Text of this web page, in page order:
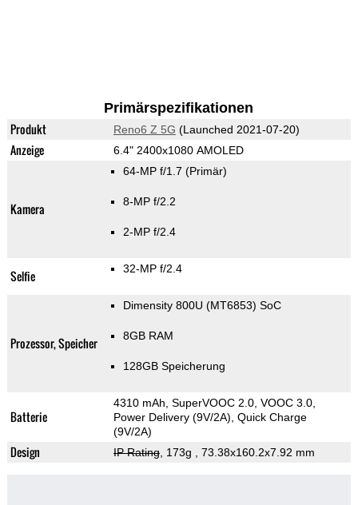
Primärspezifikationen
Produkt Reno6 Z 5G (Launched 2021-07-20)
Anzeige 6.4" 2400x1080 AMOLED
Kamera
64-MP f/1.7 (Primär)
8-MP f/2.2
2-MP f/2.4
Selfie 32-MP f/2.4
Prozessor, Speicher
Dimensity 800U (MT6853) SoC
8GB RAM
128GB Speicherung
Batterie
4310 mAh, SuperVOOC 2.0, VOOC 3.0,
Power Delivery (9V/2A), Quick Charge
(9V/2A)
Design IP Rating, 173g , 73.38x160.2x7.92 mm